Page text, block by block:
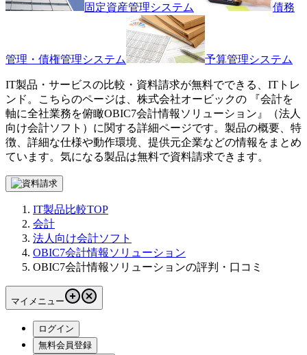
固定資産管理システム 債務
管理・債権管理システム 予算管理システム
IT製品・サービスの比較・資料請求が無料でできる、ITトレ
ンド。こちらのページは、 株式会社オービックの 『会計を
軸に全社業務を俯瞰OBIC7会計情報ソリューション 』（法人
向け会計ソフト ）に関する詳細ページです。製品の概要、特
徴、詳細な仕様や動作環境、提供元企業などの情報をまとめ
ています。気になる製品は無料で資料請求できます。
IT製品比較TOP
会計
法人向け会計ソフト
OBIC7会計情報ソリューション
OBIC7会計情報ソリューションの評判・口コミ
マイメニュー
ログイン
無料会員登録